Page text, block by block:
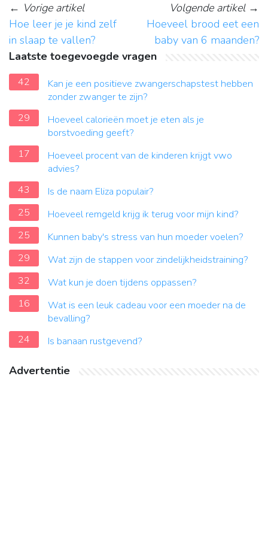
← Vorige artikel
Hoe leer je je kind zelf
in slaap te vallen?
Volgende artikel→
Hoeveel brood eet een
baby van 6 maanden?
Laatste toegevoegde vragen
42
Kan je een positieve zwangerschapstest hebben
zonder zwanger te zijn?
29
Hoeveel calorieën moet je eten als je
borstvoeding geeft?
17
Hoeveel procent van de kinderen krijgt vwo
advies?
43
Is de naam Eliza populair?
25
Hoeveel remgeld krijg ik terug voor mijn kind?
25
Kunnen baby's stress van hun moeder voelen?
29
Wat zijn de stappen voor zindelijkheidstraining?
32
Wat kun je doen tijdens oppassen?
16
Wat is een leuk cadeau voor een moeder na de
bevalling?
24
Is banaan rustgevend?
Advertentie